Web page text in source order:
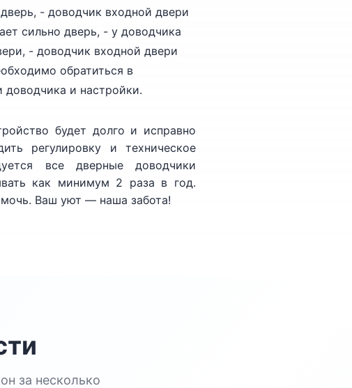
- доводчик входной двери
сильно дверь, - у доводчика
- доводчик входной двери
обратиться в
доводчика и настройки.
будет долго и исправно
регулировку и техническое
все дверные доводчики
как минимум 2 раза в год.
Ваш уют — наша забота!
за несколько